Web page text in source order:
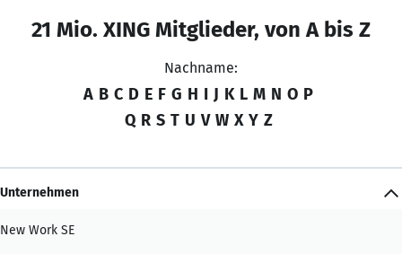
21 Mio. XING Mitglieder, von A bis Z
Nachname:
A B C D E F G H I J K L M N O P
Q R S T U V W X Y Z
Unternehmen
New Work SE